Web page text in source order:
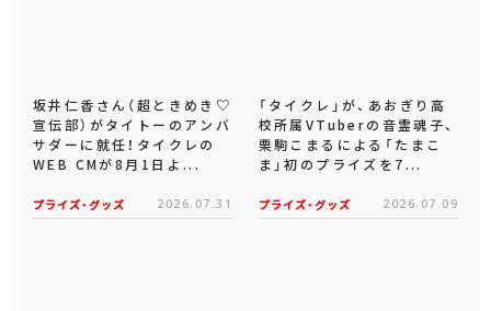
坂井仁香さん（超ときめき♡
宣伝部）がタイトーのアンバ
サダーに就任！タイクレの
WEB CMが8月1日よ...
プライズ・グッズ 2026.07.31
「タイクレ」が、あおぎり高
校所属VTuberの音霊魂子、
栗駒こまるによる「たまこ
ま」初のプライズを7...
プライズ・グッズ 2026.07.09